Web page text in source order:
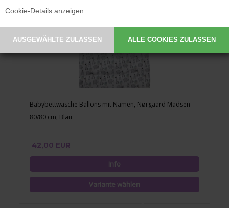
Cookie-Details anzeigen
Babybettwäsche Ballons mit Namen, Nørgaard Madsen
80/80 cm, Blau
42,00 EUR